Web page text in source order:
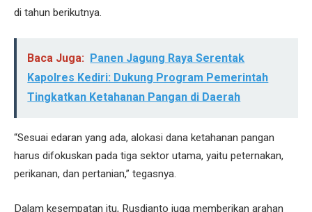
di tahun berikutnya.
Baca Juga:
Panen Jagung Raya Serentak
Kapolres Kediri: Dukung Program Pemerintah
Tingkatkan Ketahanan Pangan di Daerah
“Sesuai edaran yang ada, alokasi dana ketahanan pangan
harus difokuskan pada tiga sektor utama, yaitu peternakan,
perikanan, dan pertanian,” tegasnya.
Dalam kesempatan itu, Rusdianto juga memberikan arahan